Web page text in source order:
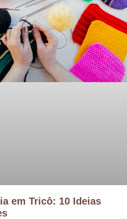
em Tricô: 10 Ideias